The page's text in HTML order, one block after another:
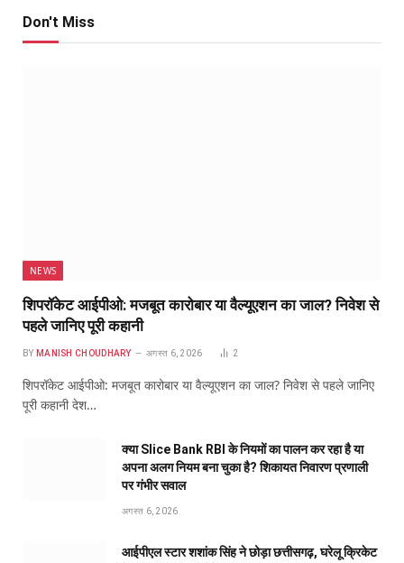
Don't Miss
NEWS
शिपरॉकेट आईपीओ: मजबूत कारोबार या वैल्यूएशन का जाल? निवेश से
पहले जानिए पूरी कहानी
BY MANISH CHOUDHARY अगस्त 6, 2026 2
शिपरॉकेट आईपीओ: मजबूत कारोबार या वैल्यूएशन का जाल? निवेश से पहले जानिए
पूरी कहानी देश…
क्या Slice Bank RBI के नियमों का पालन कर रहा है या
अपना अलग नियम बना चुका है? शिकायत निवारण प्रणाली
पर गंभीर सवाल
अगस्त 6, 2026
आईपीएल स्टार शशांक सिंह ने छोड़ा छत्तीसगढ़, घरेलू क्रिकेट